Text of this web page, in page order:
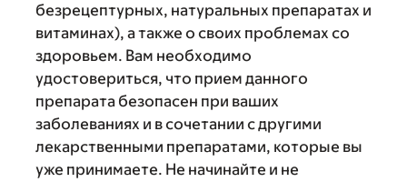
безрецептурных, натуральных препаратах и
витаминах), а также о своих проблемах со
здоровьем. Вам необходимо
удостовериться, что прием данного
препарата безопасен при ваших
заболеваниях и в сочетании с другими
лекарственными препаратами, которые вы
уже принимаете. Не начинайте и не